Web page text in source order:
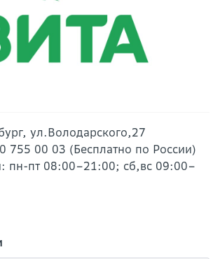
ул.Володарского,27
755 00 03 (Бесплатно по России)
: пн-пт 08:00–21:00; сб,вс 09:00–